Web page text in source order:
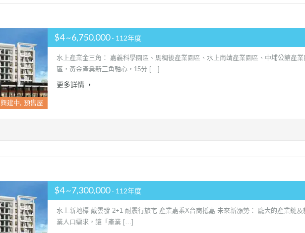
興建中, 預售屋
$4 ~6,750,000- 112年度
水上產業金三角： 嘉義科學園區、馬稠後產業園區、水上南靖產業園區、中埔公館產業
區，黃金產業新三角軸心，15分 […]
更多詳情
$4 ~7,300,000- 112年度
水上新地標 戴雲發 2+1 耐震行旅宅 產業嘉乘X台商抵嘉 未來新漲勢： 龐大的產業鏈及
業人口需求，讓「產業 […]